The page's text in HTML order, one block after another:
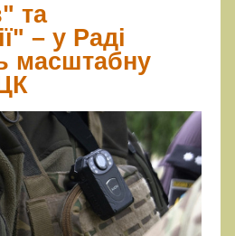
та
– у Раді
масштабну